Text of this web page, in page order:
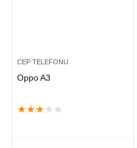
CEP TELEFONU
Oppo A3
★★★ ★ ★